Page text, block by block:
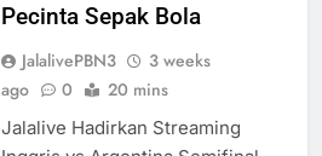
Pecinta Sepak Bola
JalalivePBN3
3 weeks
ago
0 20 mins
Jalalive Hadirkan Streaming